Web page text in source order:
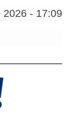
2026 - 17:09